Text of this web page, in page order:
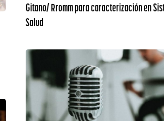
Gitano/ Rromm para caracterización en
Salud